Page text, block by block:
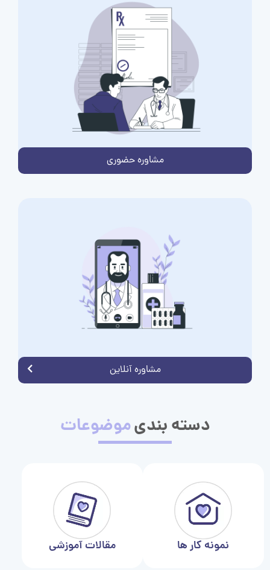
مشاوره حضوری
مشاوره آنلاین
دسته بندیموضوعات
نمونه کار ها مقالات آموزشی